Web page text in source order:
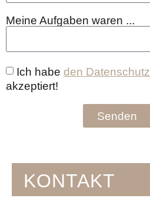
Meine Aufgaben waren ...
Ich habe den Datenschutz
akzeptiert!
Senden
KONTAKT